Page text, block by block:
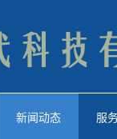
新闻动态 服